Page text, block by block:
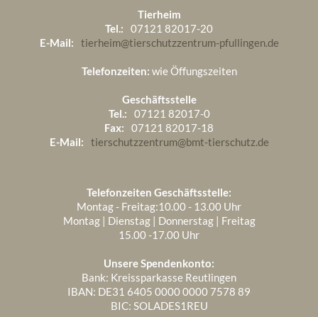
Tierheim
Tel.:
07121 82017-20
E-Mail:
tierheim@tierschutzzentrum-pfullingen.de
Telefonzeiten: wie Öffungszeiten
Geschäftsstelle
Tel.:
07121 82017-0
Fax:
07121 82017-18
E-Mail:
tierschutzzentrum@bmt-tierschutz.de
Telefonzeiten Geschäftsstelle:
Montag - Freitag:10.00 - 13.00 Uhr
Montag | Dienstag | Donnerstag | Freitag
15.00 -17.00 Uhr
Unsere Spendenkonto:
Bank: Kreissparkasse Reutlingen
IBAN: DE31 6405 0000 0000 7578 89
BIC: SOLADES1REU